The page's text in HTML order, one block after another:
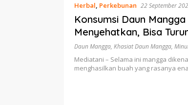
Herbal, Perkebunan 22 September
Konsumsi Daun
Menyehatkan, Bisa
Hingga Lawan Sel
Daun Mangga, Khasiat Daun Mangga,
Mediatani – Selama ini mangga
menghasilkan buah yang rasanya